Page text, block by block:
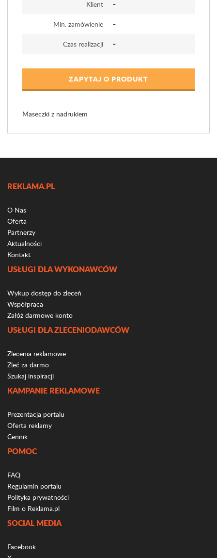
Klient -
Min. zamówienie -
Czas realizacji -
ZAPYTAJ O PRODUKT
Maseczki z nadrukiem
REKLAMA.PL
O Nas
Oferta
Partnerzy
Aktualności
Kontakt
USŁUGI DLA WYKONAWCÓW
Wykup dostęp do zleceń
Współpraca
Załóż darmowe konto
USŁUGI DLA ZLECENIODAWCÓW
Zlecenia reklamowe
Zleć za darmo
Szukaj inspiracji
KAMPANIE REKLAMOWE
Prezentacja portalu
Oferta reklamy
Cennik
POMOC
FAQ
Regulamin portalu
Polityka prywatności
Film o Reklama.pl
SOCIAL MEDIA
Facebook